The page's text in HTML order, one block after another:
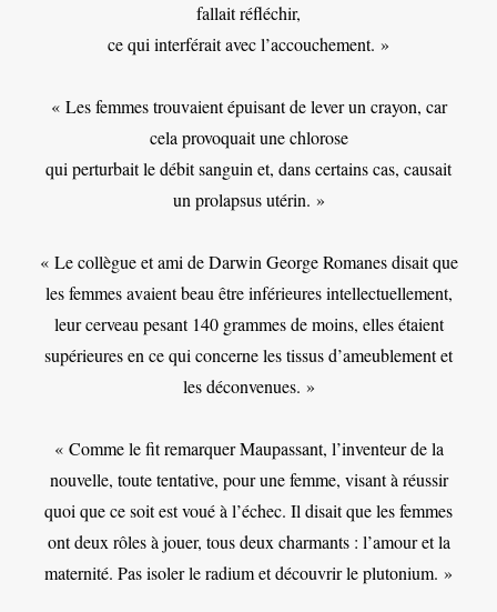
fallait réfléchir,
ce qui interférait avec l’accouchement. »
« Les femmes trouvaient épuisant de lever un crayon, car
cela provoquait une chlorose
qui perturbait le débit sanguin et, dans certains cas, causait
un prolapsus utérin. »
« Le collègue et ami de Darwin George Romanes disait que
les femmes avaient beau être inférieures intellectuellement,
leur cerveau pesant 140 grammes de moins, elles étaient
supérieures en ce qui concerne les tissus d’ameublement et
les déconvenues. »
« Comme le fit remarquer Maupassant, l’inventeur de la
nouvelle, toute tentative, pour une femme, visant à réussir
quoi que ce soit est voué à l’échec. Il disait que les femmes
ont deux rôles à jouer, tous deux charmants : l’amour et la
maternité. Pas isoler le radium et découvrir le plutonium. »